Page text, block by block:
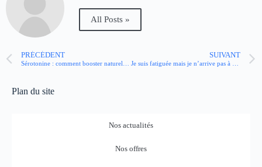
All Posts »
PRÉCÉDENT SUIVANT
Plan du site
Nos actualités
Nos offres